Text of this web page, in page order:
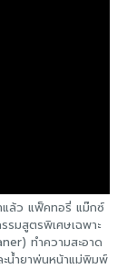
แล้ว แฟ็คทอรี่ แม๊กซ์
มสูตรพิเศษเฉพาะ
ทำความสะอาด
ะน้ำยาพ่นหน้าแม่พิมพ์